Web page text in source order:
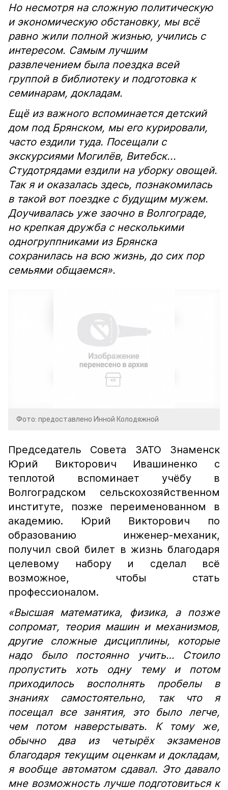
Но несмотря на сложную политическую
и экономическую обстановку, мы всё
равно жили полной жизнью, учились с
интересом. Самым лучшим
развлечением была поездка всей
группой в библиотеку и подготовка к
семинарам, докладам.
Ещё из важного вспоминается детский
дом под Брянском, мы его курировали,
часто ездили туда. Посещали с
экскурсиями Могилёв, Витебск...
Студотрядами ездили на уборку овощей.
Так я и оказалась здесь, познакомилась
в такой вот поездке с будущим мужем.
Доучивалась уже заочно в Волгограде,
но крепкая дружба с несколькими
одногруппниками из Брянска
сохранилась на всю жизнь, до сих пор
семьями общаемся».
Фото: предоставлено Инной Колодяжной
Председатель Совета ЗАТО Знаменск
Юрий Викторович Ивашиненко с
теплотой вспоминает учёбу в
Волгоградском сельскохозяйственном
институте, позже переименованном в
академию. Юрий Викторович по
образованию инженер-механик,
получил свой билет в жизнь благодаря
целевому набору и сделал всё
возможное, чтобы стать
профессионалом.
«Высшая математика, физика, а позже
сопромат, теория машин и механизмов,
другие сложные дисциплины, которые
надо было постоянно учить… Стоило
пропустить хоть одну тему и потом
приходилось восполнять пробелы в
знаниях самостоятельно, так что я
посещал все занятия, это было легче,
чем потом наверстывать. К тому же,
обычно два из четырёх экзаменов
благодаря текущим оценкам и докладам,
я вообще автоматом сдавал. Это давало
мне возможность лучше подготовиться к